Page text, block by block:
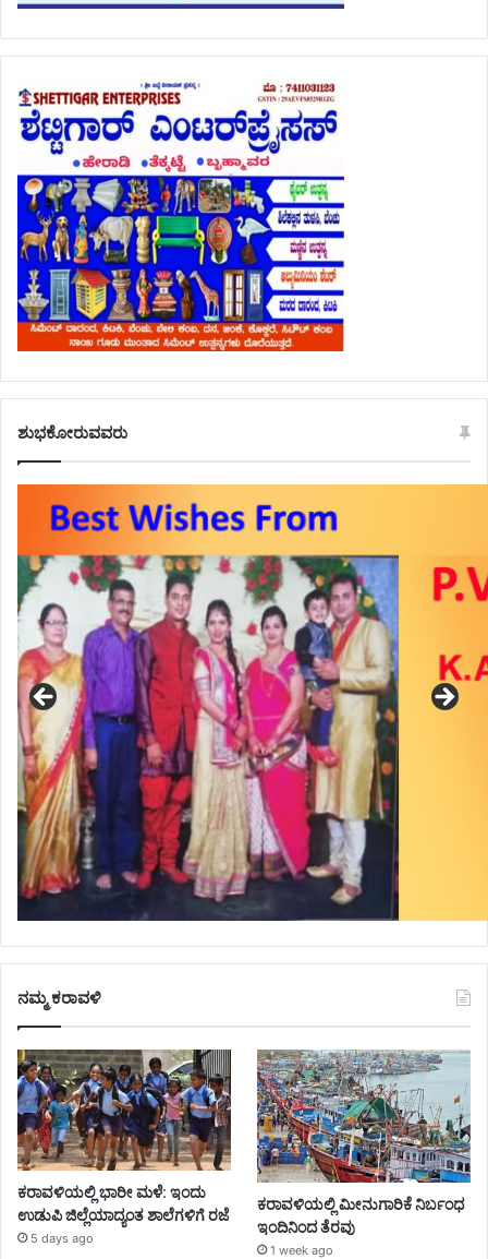
ಶುಭಕೋರುವವರು
ನಮ್ಮ ಕರಾವಳಿ
ಕರಾವಳಿಯಲ್ಲಿ ಭಾರೀ ಮಳೆ: ಇಂದು
ಉಡುಪಿ ಜಿಲ್ಲೆಯಾದ್ಯಂತ ಶಾಲೆಗಳಿಗೆ ರಜೆ
5 days ago
ಕರಾವಳಿಯಲ್ಲಿ ಮೀನುಗಾರಿಕೆ ನಿರ್ಬಂಧ
ಇಂದಿನಿಂದ ತೆರವು
1 week ago